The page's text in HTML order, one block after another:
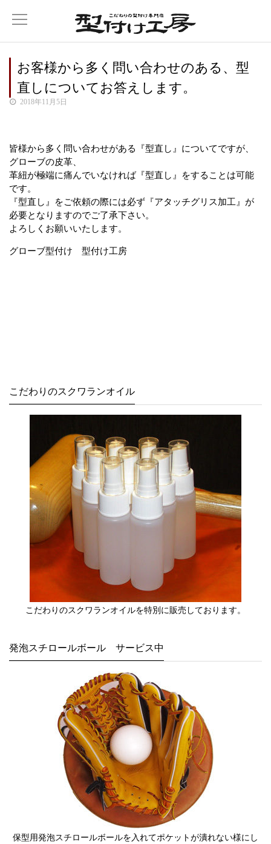
お客様から多く問い合わせのある、型
直しについてお答えします。
2018年11月5日
皆様から多く問い合わせがある『型直し』についてですが、
グローブの皮革、
革紐が極端に痛んでいなければ『型直し』をすることは可能
です。
『型直し』をご依頼の際には必ず『アタッチグリス加工』が
必要となりますのでご了承下さい。
よろしくお願いいたします。
グローブ型付け 型付け工房
こだわりのスクワランオイル
こだわりのスクワランオイルを特別に販売しております。
発泡スチロールボール サービス中
保型用発泡スチロールボールを入れてポケットが潰れない様にし